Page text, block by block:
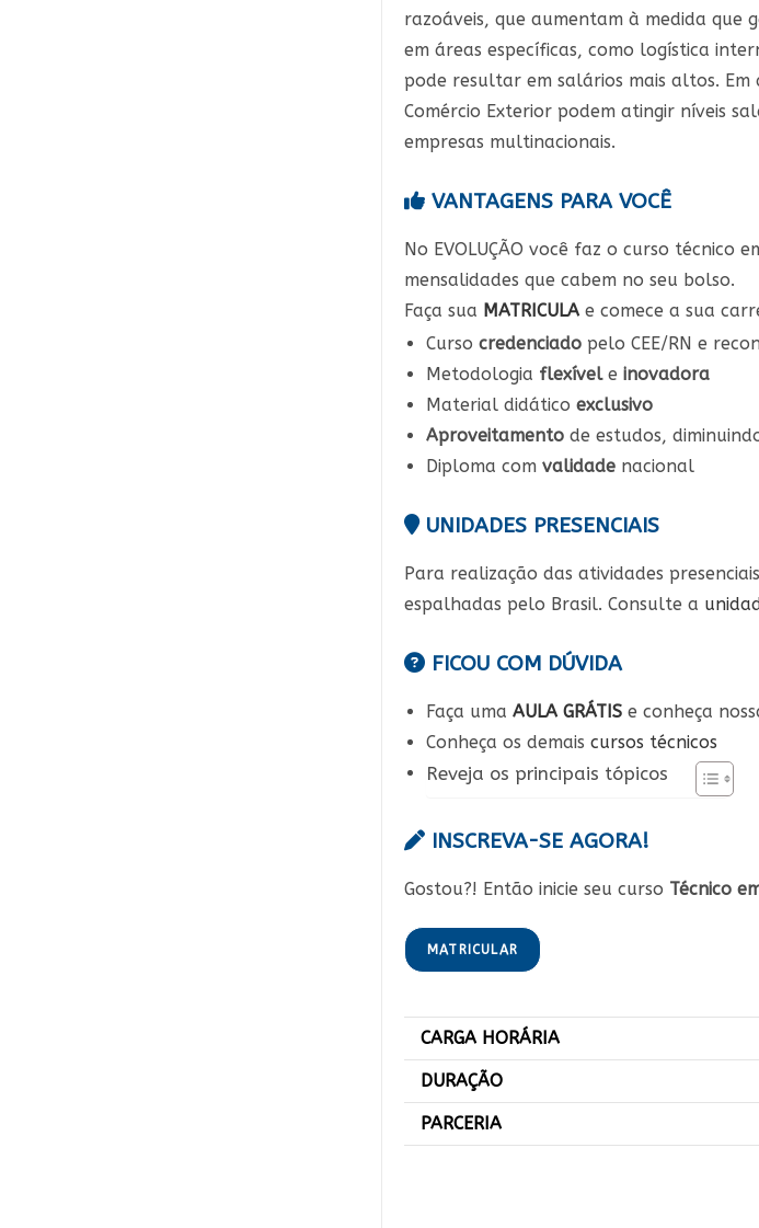
razoáveis, que aumentam à medida que
em áreas específicas, como logística
pode resultar em salários mais altos.
Comércio Exterior podem atingir níveis
empresas multinacionais.
VANTAGENS PARA VOCÊ
No EVOLUÇÃO você faz o curso técnico
mensalidades que cabem no seu bolso.
Faça sua MATRICULAe comece a sua
Curso credenciado pelo CEE/RN e
Metodologia flexívele inovadora
Material didático exclusivo
Aproveitamento de estudos,
Diploma com validade nacional
UNIDADES PRESENCIAIS
Para realização das atividades
espalhadas pelo Brasil. Consulte a
FICOU COM DÚVIDA
Faça uma AULA GRÁTIS e conheça
Conheça os demais cursos técnicos
Reveja os principais tópicos
INSCREVA-SE AGORA!
Gostou?! Então inicie seu curso Técnico
MATRICULAR
CARGA HORÁRIA
DURAÇÃO
PARCERIA